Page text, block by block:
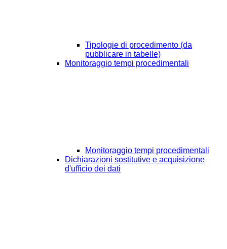
Tipologie di procedimento (da
pubblicare in tabelle)
Monitoraggio tempi procedimentali
Monitoraggio tempi procedimentali
Dichiarazioni sostitutive e acquisizione
d'ufficio dei dati